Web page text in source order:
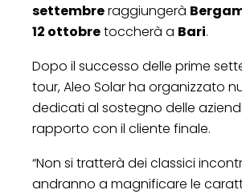
settembreraggiungerà
12 ottobretoccherà a Bari.
Dopo il successo delle prime
tour, Aleo Solar ha organizzato
dedicati al sostegno delle
rapporto con il cliente finale.
“Non si tratterà dei classici
andranno a magnificare le